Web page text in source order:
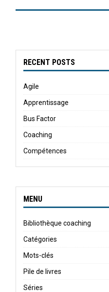
RECENT POSTS
Agile
Apprentissage
Bus Factor
Coaching
Compétences
MENU
Bibliothèque coaching
Catégories
Mots-clés
Pile de livres
Séries